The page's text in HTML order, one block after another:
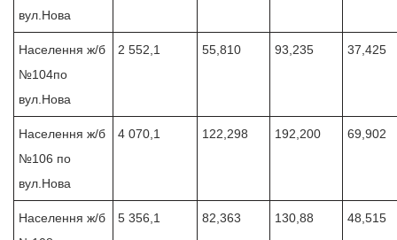
вул.Нова
Населення ж/б
№104по
вул.Нова
2 552,1 55,810 93,235 37,425
Населення ж/б
№106 по
вул.Нова
4 070,1 122,298 192,200 69,902
Населення ж/б
5 356,1 82,363 130,88 48,515